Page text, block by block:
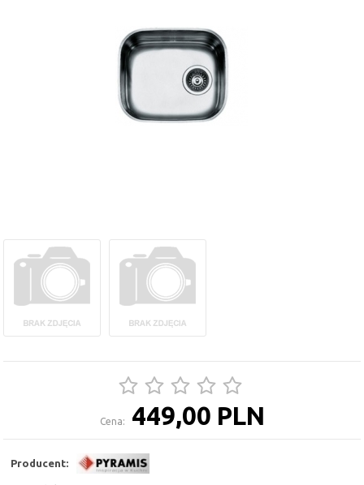
Cena: 449,00 PLN
Producent: